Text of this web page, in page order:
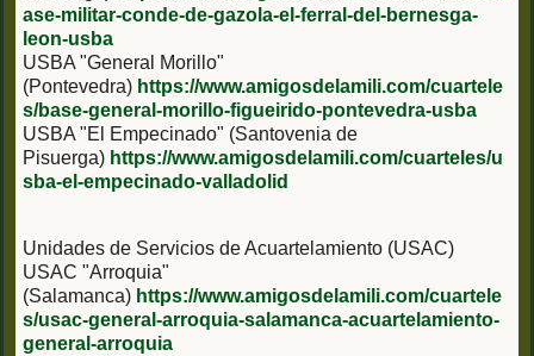
ase-militar-conde-de-gazola-el-ferral-del-bernesga-
leon-usba
USBA "General Morillo"
(Pontevedra) https://www.amigosdelamili.com/cuartele
s/base-general-morillo-figueirido-pontevedra-usba
USBA "El Empecinado" (Santovenia de
Pisuerga) https://www.amigosdelamili.com/cuarteles/u
sba-el-empecinado-valladolid
Unidades de Servicios de Acuartelamiento (USAC)
USAC "Arroquia"
(Salamanca) https://www.amigosdelamili.com/cuartele
s/usac-general-arroquia-salamanca-acuartelamiento-
general-arroquia